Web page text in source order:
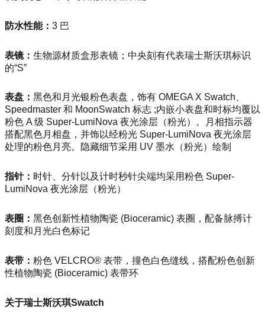
防水性能： 3 巴
表镜： 生物源材质盒形表镜；中央刻有代表瑞士斯沃琪标识
的“S”
表盘： 黑色和月光银粉色表盘，饰有 OMEGA X Swatch、
Speedmaster 和 MoonSwatch 标志 ;内嵌小表盘和时标均覆以
粉色 A 级 Super-LumiNova 夜光涂层（粉光）。月相指示器
搭配黑色月相盘，并饰以经粉光 Super-LumiNova 夜光涂层
处理的粉色月亮。隐藏细节采用 UV 墨水（粉光）绘制
指针： 时针、分针以及计时秒针尖端均采用粉色 Super-
LumiNova 夜光涂层（粉光）
表圈： 黑色创新性植物陶瓷 (Bioceramic) 表圈，配备脉搏计
刻度和月光白色标记
表带： 粉色 VELCRO® 表带，撞色白色缝线，搭配粉色创新
性植物陶瓷 (Bioceramic) 表带环
关于瑞士斯沃琪Swatch